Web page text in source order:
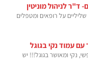
ד"ר לניהול מוניטין
על רופאים ומטפלים
עם עמוד נקי בגוגל
נקי ומאושר בגוגל!!! יש